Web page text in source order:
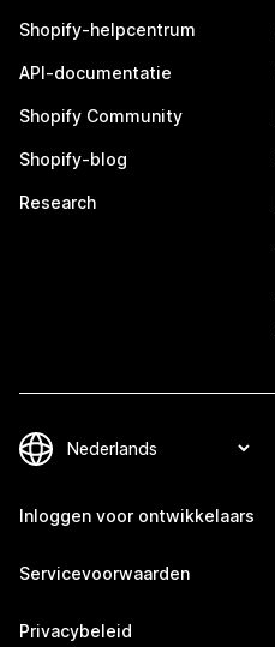
Shopify-helpcentrum
API-documentatie
Shopify Community
Shopify-blog
Research
Inloggen voor ontwikkelaars
Servicevoorwaarden
Privacybeleid